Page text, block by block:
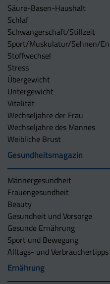
Säure-Basen-Haushalt
Schlaf
Schwangerschaft/Stillzeit
Sport/Muskulatur/Sehnen/
Stoffwechsel
Stress
Übergewicht
Untergewicht
Vitalität
Wechseljahre der Frau
Wechseljahre des Mannes
Weibliche Brust
Gesundheitsmagazin
Männergesundheit
Frauengesundheit
Beauty
Gesundheit und Vorsorge
Gesunde Ernährung
Sport und Bewegung
Alltags- und Verbrauchertipps
Ernährung